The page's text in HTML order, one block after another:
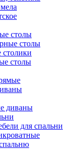
столы
столы
столики
столы
диваны
для спальни